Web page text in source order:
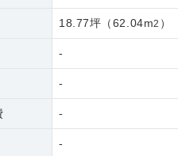
18.77坪 （62.04m2 ）
-
-
-
-